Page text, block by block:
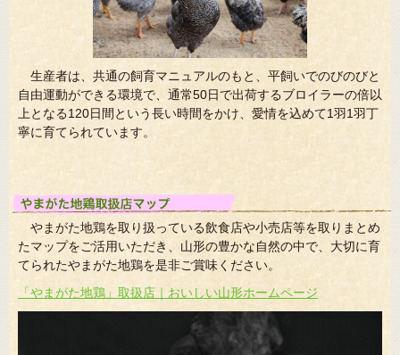
生産者は、共通の飼育マニュアルのもと、平飼いでのびのびと
自由運動ができる環境で、通常50日で出荷するブロイラーの倍以
上となる120日間という長い時間をかけ、愛情を込めて1羽1羽丁
寧に育てられています。
やまがた地鶏を取り扱っている飲食店や小売店等を取りまとめ
たマップをご活用いただき、山形の豊かな自然の中で、大切に育
てられたやまがた地鶏を是非ご賞味ください。
「やまがた地鶏」取扱店｜おいしい山形ホームページ